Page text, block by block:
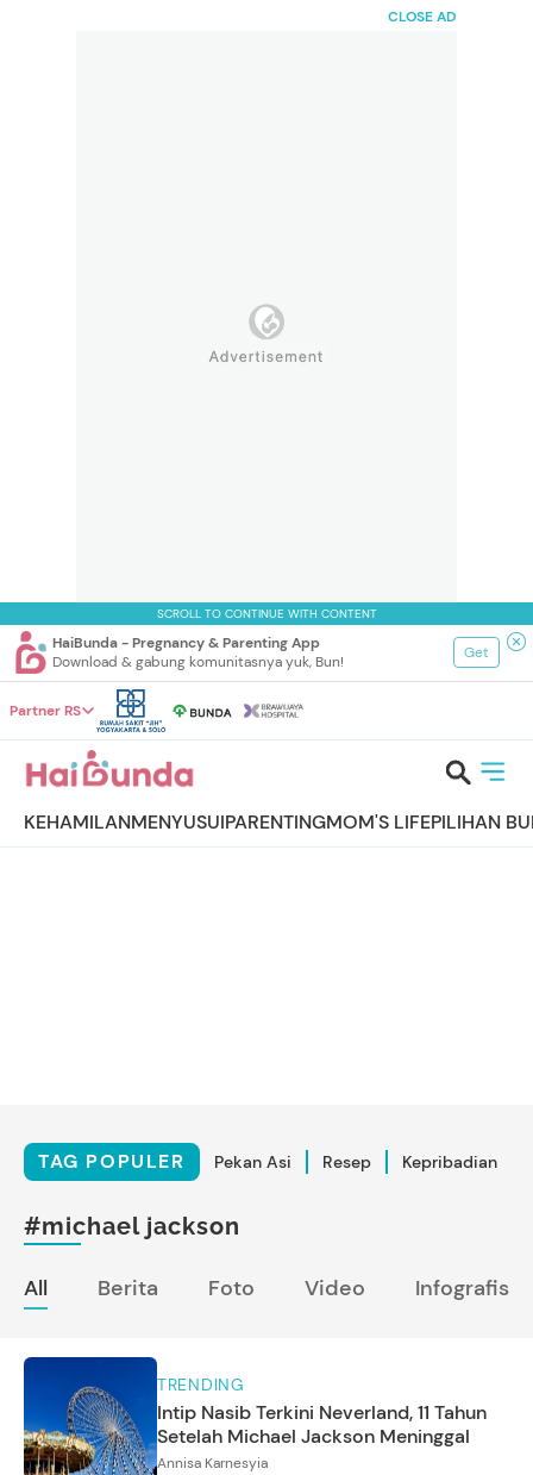
CLOSE AD
SCROLL TO CONTINUE WITH CONTENT
HaiBunda - Pregnancy & Parenting App
Download & gabung komunitasnya yuk, Bun!
Get
Partner RS
KEHAMILANMENYUSUIPARENTINGMOM'S LIFEPILIHAN
TAG POPULER Pekan Asi Resep Kepribadian
#michael jackson
All Berita Foto Video Infografis
TRENDING
Intip Nasib Terkini Neverland, 11 Tahun
Setelah Michael Jackson Meninggal
Annisa Karnesyia